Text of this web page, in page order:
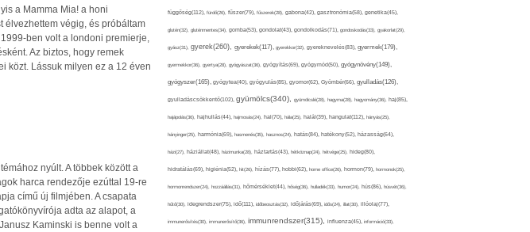
a Mamma Mia! a honi
élvezhettem végig, és próbáltam
ben volt a londoni premierje,
Az biztos, hogy remek
közt. Lássuk milyen ez a 12 éven
nyúlt. A többek között a
harca rendezője ezúttal 19-re
című új filmjében. A csapata
adta az alapot, a
Kaminski is benne volt a
függőség(112), fürdő(26), fűszer(79), fűszerek(28), gabona(42), gasztronómia(58), genetika(45),
glutén(32), gluténmentes(34), gomba(53), gondolat(43), gondolkodás(71), gondoskodás(33), gyakorlat(29),
gyász(31), gyerek(260), gyerekek(117), gyerekkor(32), gyereknevelés(83), gyermek(179),
gyermekkor(36), gyertya(28), gyógyászat(36), gyógyítás(69), gyógymód(50), gyógynövény(149),
gyógyszer(165), gyógytea(40), gyógyulás(85), gyomor(62), Gyömbér(66), gyulladás(126),
gyulladáscsökkentő(102), gyümölcs(340), gyümölcslé(28), hagyma(28), hagyomány(36), haj(85),
hajápolás(36), hajhullás(44), hajmosás(24), hal(70), hála(25), halál(39), hangulat(112), hányás(25),
hányinger(25), harmónia(69), hasmenés(35), hasznos(24), hatás(84), hatékony(52), házasság(64),
házi(27), háziállat(48), házimunka(28), háztartás(43), hétköznap(24), hétvége(25), hideg(80),
hidratálás(69), higiénia(52), hit(26), hízás(77), hobbi(62), home office(26), hormon(79), hormonok(25),
hormonrendszer(24), hozzáállás(31), hőmérséklet(44), hőség(36), hulladék(33), humor(24), hús(86), húsvét(36),
hűtő(30), idegrendszer(75), idő(111), időbeosztás(32), időjárás(69), idős(24), illat(30), illóolaj(77),
immunerősítés(30), immunerősítő(36), immunrendszer(315), influenza(45), információ(33),